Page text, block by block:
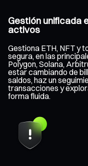
Gestión unificada
activos
Gestiona ETH, NFT y
segura, en las
Polygon, Solana,
estar cambiando de
saldos, haz un
transacciones y
forma fluida.